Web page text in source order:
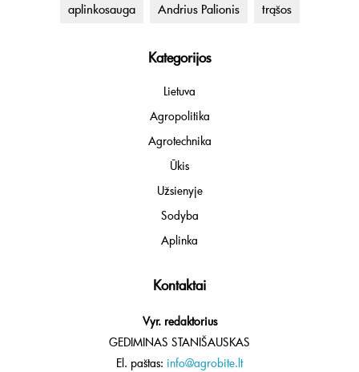
aplinkosauga Andrius Palionis trąšos
Kategorijos
Lietuva
Agropolitika
Agrotechnika
Ūkis
Užsienyje
Sodyba
Aplinka
Kontaktai
Vyr. redaktorius
GEDIMINAS STANIŠAUSKAS
El. paštas: info@agrobite.lt